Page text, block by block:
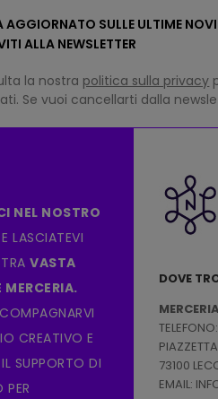
AGGIORNATO SULLE ULTIME
ALLA NEWSLETTER
la nostra politica sulla privacy
Se vuoi cancellarti dalla
NEL NOSTRO
E LASCIATEVI
VASTA
CREATIVO E
SUPPORTO DI
PER
DOVE
MERCERIA
73100
EMAIL: